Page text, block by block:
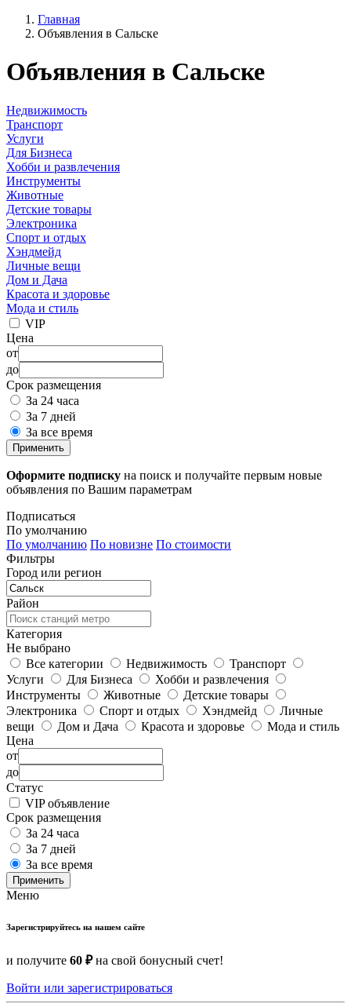
Главная
Объявления в Сальске
Объявления в Сальске
Недвижимость
Транспорт
Услуги
Для Бизнеса
Хобби и развлечения
Инструменты
Животные
Детские товары
Электроника
Спорт и отдых
Хэндмейд
Личные вещи
Дом и Дача
Красота и здоровье
Мода и стиль
VIP
Цена
от
до
Срок размещения
За 24 часа
За 7 дней
За все время
Применить
Оформите подписку на поиск и получайте первым новые
объявления по Вашим параметрам
Подписаться
По умолчанию
По умолчанию По новизне По стоимости
Фильтры
Город или регион
Район
Категория
Не выбрано
Все категории
Недвижимость
Транспорт
Услуги
Для Бизнеса
Хобби и развлечения
Инструменты
Животные
Детские товары
Электроника
Спорт и отдых Хэндмейд
Личные
вещи
Дом и Дача Красота и здоровье
Мода и стиль
Цена
от
до
Статус
VIP объявление
Срок размещения
За 24 часа
За 7 дней
За все время
Применить
Меню
Зарегистрируйтесь на нашем сайте
и получите 60 ₽на свой бонусный счет!
Войти или зарегистрироваться